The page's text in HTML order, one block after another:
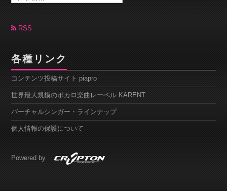
カ
ブRSS
各種リンク
コンテンツ投稿サイト piapro
世界最大規模のボカロ楽曲レーベル KARENT
バーチャルシンガー・ラインナップ
個人情報の保護について
Powered by